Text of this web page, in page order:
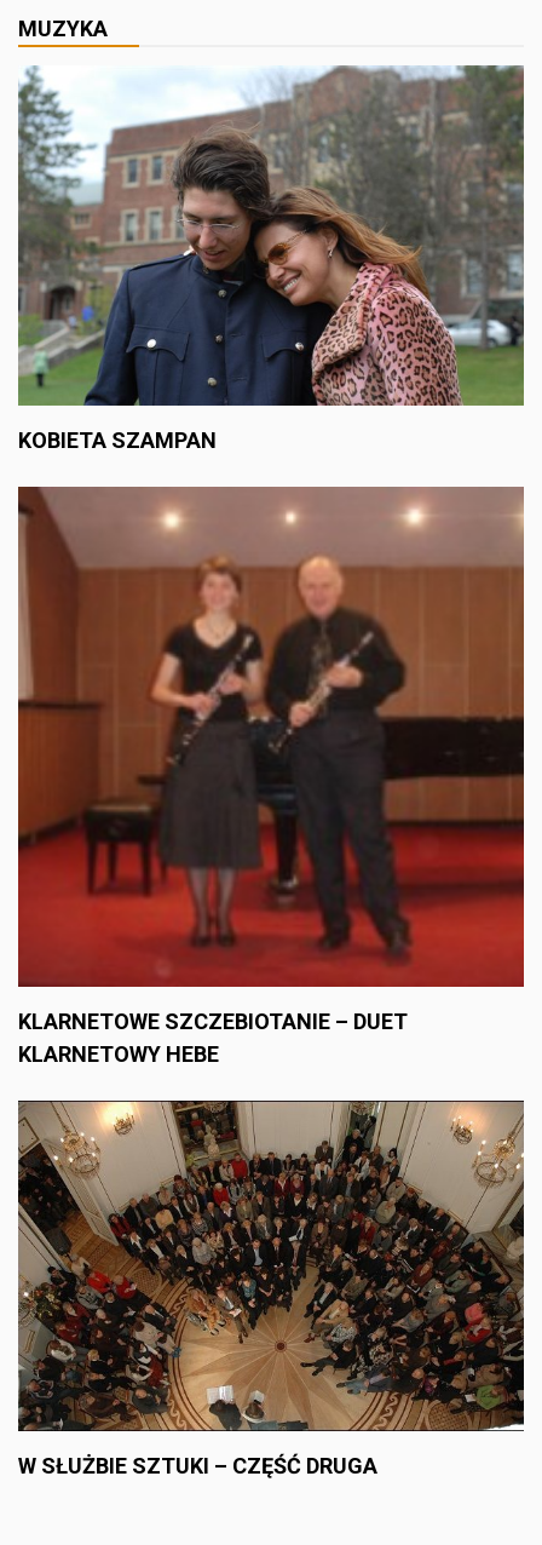
MUZYKA
KOBIETA SZAMPAN
KLARNETOWE SZCZEBIOTANIE – DUET
KLARNETOWY HEBE
W SŁUŻBIE SZTUKI – CZĘŚĆ DRUGA